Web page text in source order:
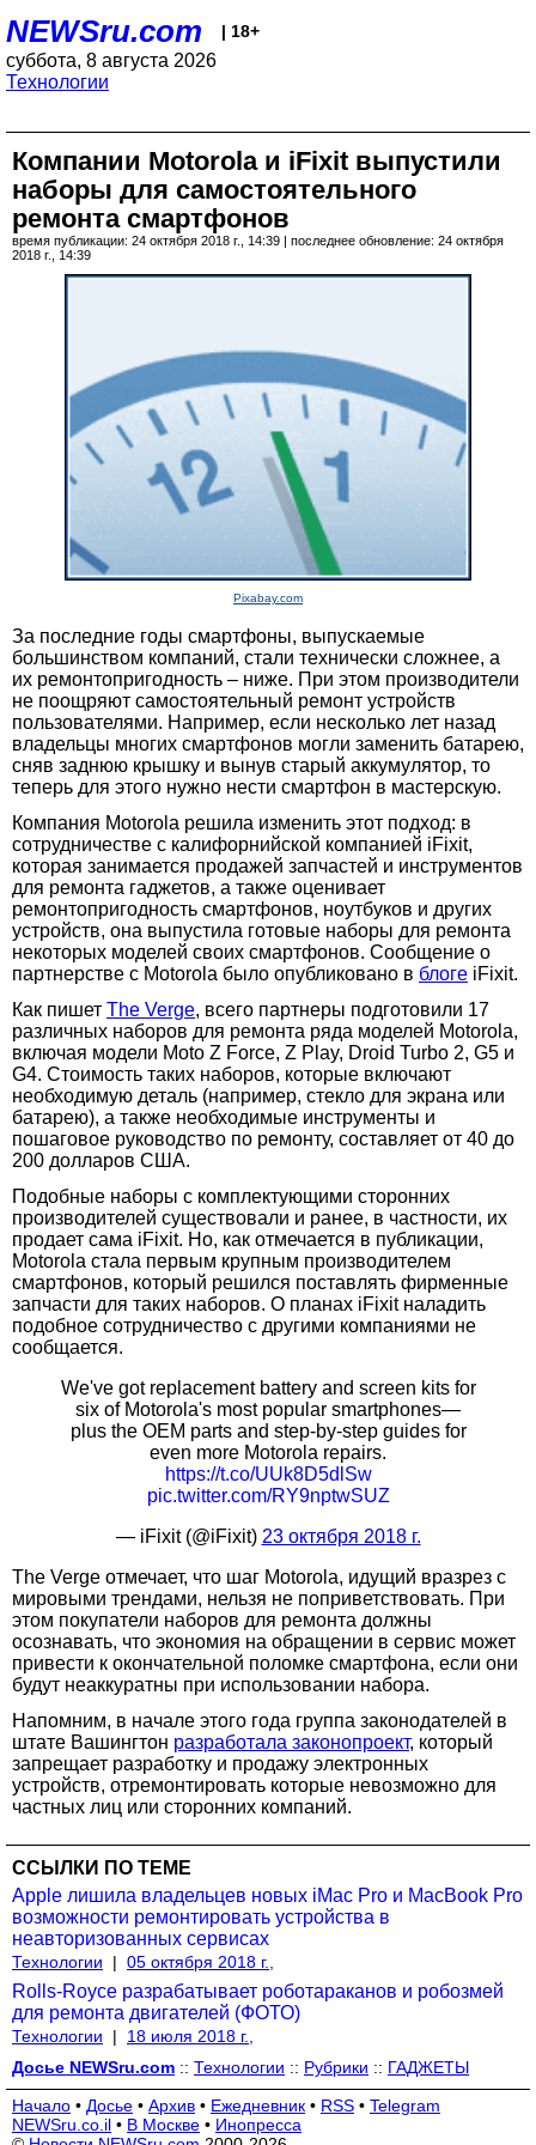
NEWSru.com | 18+
суббота, 8 августа 2026
Технологии
Компании Motorola и iFixit выпустили
наборы для самостоятельного
ремонта смартфонов
время публикации: 24 октября 2018 г., 14:39 | последнее обновление: 24 октября
2018 г., 14:39
Pixabay.com
За последние годы смартфоны, выпускаемые
большинством компаний, стали технически сложнее, а
их ремонтопригодность – ниже. При этом производители
не поощряют самостоятельный ремонт устройств
пользователями. Например, если несколько лет назад
владельцы многих смартфонов могли заменить батарею,
сняв заднюю крышку и вынув старый аккумулятор, то
теперь для этого нужно нести смартфон в мастерскую.
Компания Motorola решила изменить этот подход: в
сотрудничестве с калифорнийской компанией iFixit,
которая занимается продажей запчастей и инструментов
для ремонта гаджетов, а также оценивает
ремонтопригодность смартфонов, ноутбуков и других
устройств, она выпустила готовые наборы для ремонта
некоторых моделей своих смартфонов. Сообщение о
партнерстве с Motorola было опубликовано в блоге iFixit.
Как пишет The Verge, всего партнеры подготовили 17
различных наборов для ремонта ряда моделей Motorola,
включая модели Moto Z Force, Z Play, Droid Turbo 2, G5 и
G4. Стоимость таких наборов, которые включают
необходимую деталь (например, стекло для экрана или
батарею), а также необходимые инструменты и
пошаговое руководство по ремонту, составляет от 40 до
200 долларов США.
Подобные наборы с комплектующими сторонних
производителей существовали и ранее, в частности, их
продает сама iFixit. Но, как отмечается в публикации,
Motorola стала первым крупным производителем
смартфонов, который решился поставлять фирменные
запчасти для таких наборов. О планах iFixit наладить
подобное сотрудничество с другими компаниями не
сообщается.
We've got replacement battery and screen kits for
six of Motorola's most popular smartphones—
plus the OEM parts and step-by-step guides for
even more Motorola repairs.
https://t.co/UUk8D5dlSw
pic.twitter.com/RY9nptwSUZ
— iFixit (@iFixit) 23 октября 2018 г.
The Verge отмечает, что шаг Motorola, идущий вразрез с
мировыми трендами, нельзя не поприветствовать. При
этом покупатели наборов для ремонта должны
осознавать, что экономия на обращении в сервис может
привести к окончательной поломке смартфона, если они
будут неаккуратны при использовании набора.
Напомним, в начале этого года группа законодателей в
штате Вашингтон разработала законопроект, который
запрещает разработку и продажу электронных
устройств, отремонтировать которые невозможно для
частных лиц или сторонних компаний.
ССЫЛКИ ПО ТЕМЕ
Apple лишила владельцев новых iMac Pro и MacBook Pro
возможности ремонтировать устройства в
неавторизованных сервисах
Технологии | 05 октября 2018 г.,
Rolls-Royce разрабатывает роботараканов и робозмей
для ремонта двигателей (ФОТО)
Технологии |
18 июля 2018 г.,
Досье NEWSru.com :: Технологии :: Рубрики :: ГАДЖЕТЫ
Начало • Досье • Архив • Ежедневник • RSS • Telegram
NEWSru.co.il • В Москве • Инопресса